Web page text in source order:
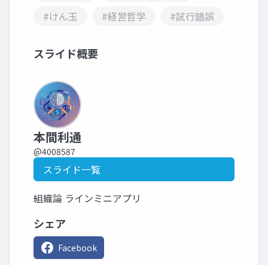
#けん玉
#経営哲学 #試行錯誤
スライド概要
本間利通
@4008587
スライド一覧
組織論 ラインミニアプリ
シェア
Facebook